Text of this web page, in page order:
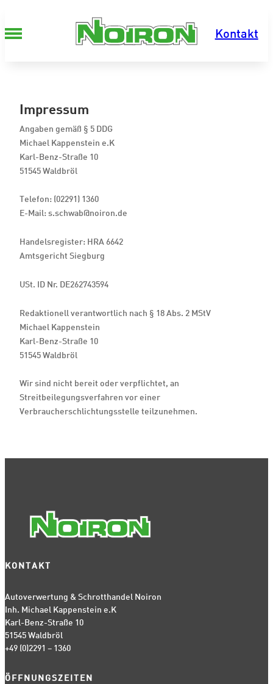
Kontakt
Impressum
Angaben gemäß § 5 DDG
Michael Kappenstein e.K
Karl-Benz-Straße 10
51545 Waldbröl
Telefon: (02291) 1360
E-Mail: s.schwab@noiron.de
Handelsregister: HRA 6642
Amtsgericht Siegburg
USt. ID Nr. DE262743594
Redaktionell verantwortlich nach § 18 Abs. 2 MStV
Michael Kappenstein
Karl-Benz-Straße 10
51545 Waldbröl
Wir sind nicht bereit oder verpflichtet, an
Streitbeilegungsverfahren vor einer
Verbraucherschlichtungsstelle teilzunehmen.
KONTAKT
Autoverwertung & Schrotthandel Noiron
Inh. Michael Kappenstein e.K
Karl-Benz-Straße 10
51545 Waldbröl
+49 (0)2291 – 1360
ÖFFNUNGSZEITEN